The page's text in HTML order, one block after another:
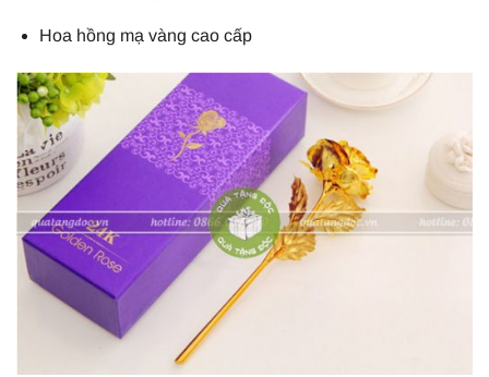
Hoa hồng mạ vàng cao cấp